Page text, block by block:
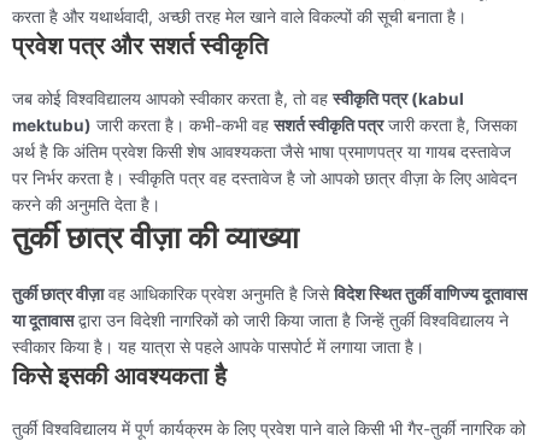
करता है और यथार्थवादी, अच्छी तरह मेल खाने वाले विकल्पों की सूची बनाता है।
प्रवेश पत्र और सशर्त स्वीकृति
जब कोई विश्वविद्यालय आपको स्वीकार करता है, तो वहस्वीकृति पत्र (kabul
mektubu) जारी करता है। कभी-कभी वहसशर्त स्वीकृति पत्रजारी करता है, जिसका
अर्थ है कि अंतिम प्रवेश किसी शेष आवश्यकता जैसे भाषा प्रमाणपत्र या गायब दस्तावेज
पर निर्भर करता है। स्वीकृति पत्र वह दस्तावेज है जो आपको छात्र वीज़ा के लिए आवेदन
करने की अनुमति देता है।
तुर्की छात्र वीज़ा की व्याख्या
तुर्की छात्र वीज़ावह आधिकारिक प्रवेश अनुमति है जिसेविदेश स्थित तुर्की वाणिज्य दूतावास
या दूतावासद्वारा उन विदेशी नागरिकों को जारी किया जाता है जिन्हें तुर्की विश्वविद्यालय ने
स्वीकार किया है। यह यात्रा से पहले आपके पासपोर्ट में लगाया जाता है।
किसे इसकी आवश्यकता है
तुर्की विश्वविद्यालय में पूर्ण कार्यक्रम के लिए प्रवेश पाने वाले किसी भी गैर-तुर्की नागरिक को